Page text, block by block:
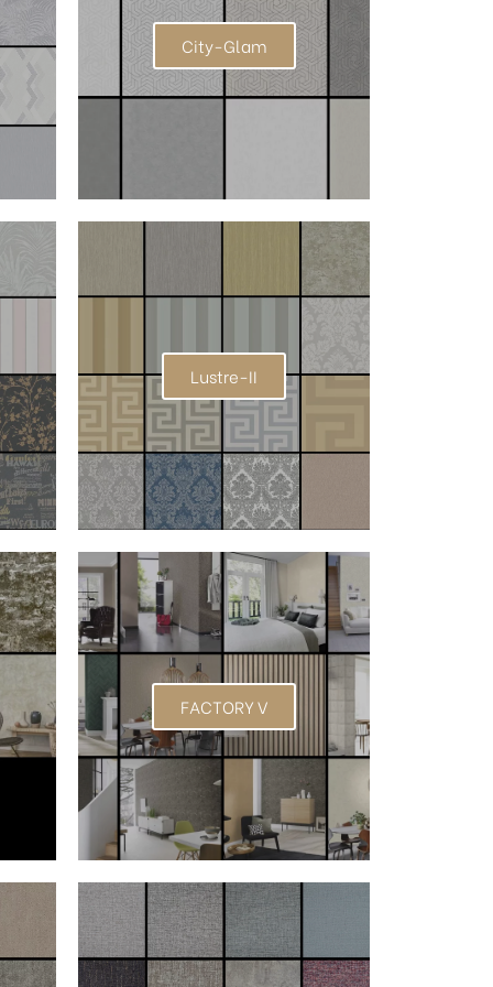
City-Glam
Lustre-II
FACTORY V